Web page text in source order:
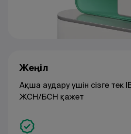
Жеңіл
Ақша аудару үшін сізге тек
ЖСН/БСН қажет